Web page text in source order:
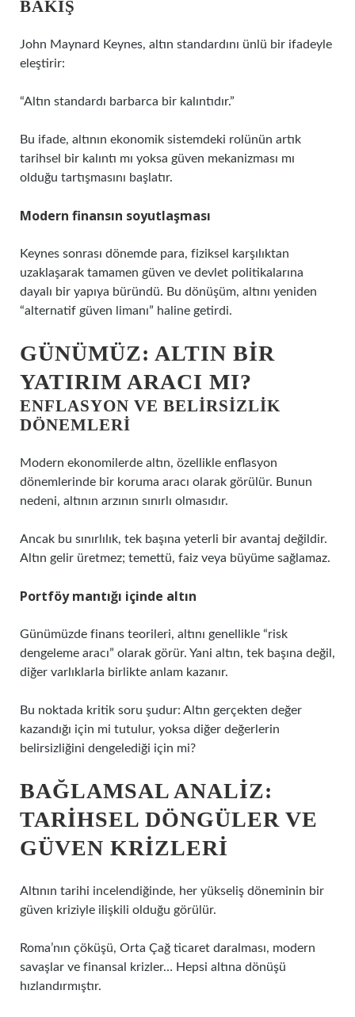
BAKIŞ
John Maynard Keynes, altın standardını ünlü bir ifadeyle
eleştirir:
“Altın standardı barbarca bir kalıntıdır.”
Bu ifade, altının ekonomik sistemdeki rolünün artık
tarihsel bir kalıntı mı yoksa güven mekanizması mı
olduğu tartışmasını başlatır.
Modern finansın soyutlaşması
Keynes sonrası dönemde para, fiziksel karşılıktan
uzaklaşarak tamamen güven ve devlet politikalarına
dayalı bir yapıya büründü. Bu dönüşüm, altını yeniden
“alternatif güven limanı” haline getirdi.
GÜNÜMÜZ: ALTIN BIR
YATIRIM ARACI MI?
ENFLASYON VE BELIRSIZLIK
DÖNEMLERI
Modern ekonomilerde altın, özellikle enflasyon
dönemlerinde bir koruma aracı olarak görülür. Bunun
nedeni, altının arzının sınırlı olmasıdır.
Ancak bu sınırlılık, tek başına yeterli bir avantaj değildir.
Altın gelir üretmez; temettü, faiz veya büyüme sağlamaz.
Portföy mantığı içinde altın
Günümüzde finans teorileri, altını genellikle “risk
dengeleme aracı” olarak görür. Yani altın, tek başına değil,
diğer varlıklarla birlikte anlam kazanır.
Bu noktada kritik soru şudur: Altın gerçekten değer
kazandığı için mi tutulur, yoksa diğer değerlerin
belirsizliğini dengelediği için mi?
BAĞLAMSAL ANALIZ:
TARIHSEL DÖNGÜLER VE
GÜVEN KRIZLERI
Altının tarihi incelendiğinde, her yükseliş döneminin bir
güven kriziyle ilişkili olduğu görülür.
Roma’nın çöküşü, Orta Çağ ticaret daralması, modern
savaşlar ve finansal krizler… Hepsi altına dönüşü
hızlandırmıştır.